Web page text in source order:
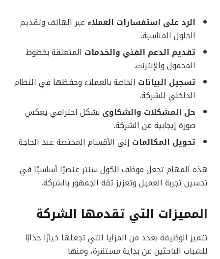
الرد على استفسارات العملاء عبر الهاتف وتقديم
الحلول المناسبة.
تقديم الدعم الفني والخدمات المتعلقة بخطوط
المحمول والإنترنت.
تسجيل البيانات الخاصة بالعملاء وحفظها في النظام
الداخلي للشركة.
حل المشكلات والشكاوى بشكل احترافي يعكس
صورة إيجابية عن الشركة.
تحويل المكالمات إلى الأقسام المختصة عند الحاجة.
هذه المهام تجعل موظف الكول سنتر عنصرًا أساسيًا في
تحسين تجربة العميل وتعزيز ثقة الجمهور بالشركة.
المميزات التي تقدمها الشركة
تتميز الوظيفة بعدد من المزايا التي تجعلها خيارًا جذابًا
للشباب الباحثين عن بداية مستقرة، ومنها: